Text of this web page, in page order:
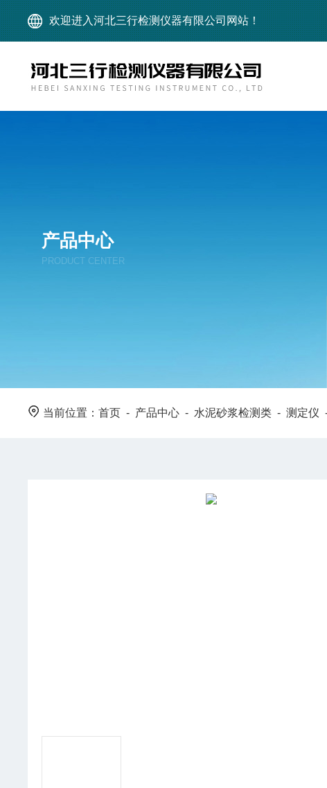
欢迎进入河北三行检测仪器有限公司网站！
产品中心
PRODUCT CENTER
当前位置：首页 - 产品中心 - 水泥砂浆检测类 -测定仪